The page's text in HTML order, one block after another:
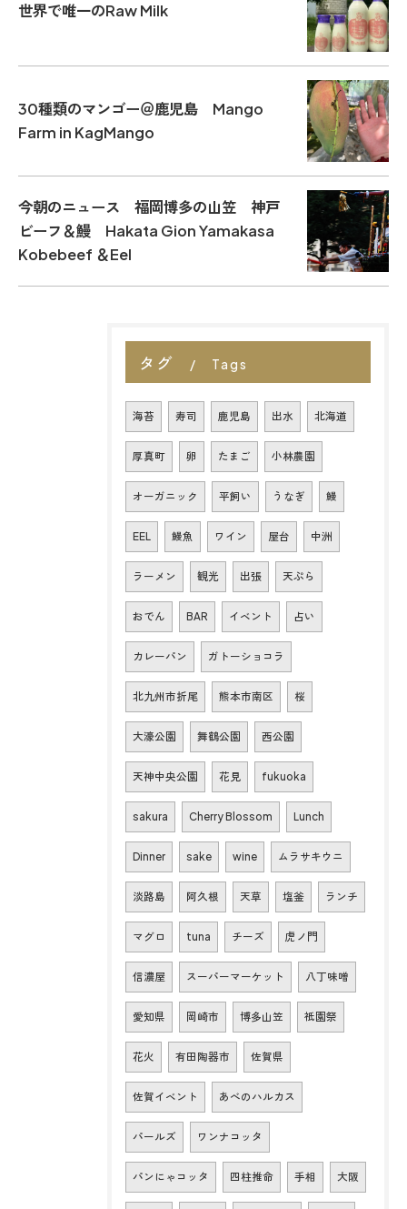
世界で唯一のRaw Milk
30種類のマンゴー＠鹿児島 Mango
Farm in KagMango
今朝のニュース 福岡博多の山笠 神戸
ビーフ＆鰻 Hakata Gion Yamakasa
Kobebeef ＆Eel
タグ Tags
海苔 寿司 鹿児島 出水 北海道
厚真町 卵 たまご 小林農園
オーガニック 平飼い うなぎ 鰻
EEL 鰻魚 ワイン 屋台 中洲
ラーメン 観光 出張 天ぷら
おでん BAR イベント 占い
カレーパン ガトーショコラ
北九州市折尾 熊本市南区 桜
大濠公園 舞鶴公園 西公園
天神中央公園 花見 fukuoka
sakura Cherry Blossom Lunch
Dinner sake wine ムラサキウニ
淡路島 阿久根 天草 塩釜 ランチ
マグロ tuna チーズ 虎ノ門
信濃屋 スーパーマーケット 八丁味噌
愛知県 岡崎市 博多山笠 祇園祭
花火 有田陶器市 佐賀県
佐賀イベント あべのハルカス
パールズ ワンナコッタ
パンにゃコッタ 四柱推命 手相 大阪